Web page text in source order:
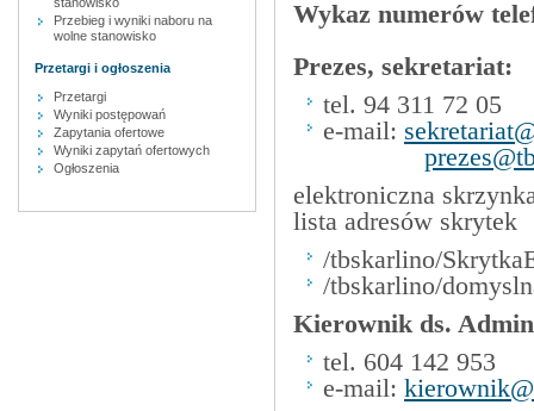
Przebieg i wyniki naboru na
wolne stanowisko
Przetargi i ogłoszenia
Przetargi
Wyniki postępowań
Zapytania ofertowe
Wyniki zapytań ofertowych
Ogłoszenia
Wykaz numerów
Prezes, sekretariat:
tel. 94 311 72 05
e-mail:
elektroniczna
lista adresów skrytek
/tbskarlino/
/tbskarlino/
Kierownik ds.
tel. 604 142 953
e-mail: